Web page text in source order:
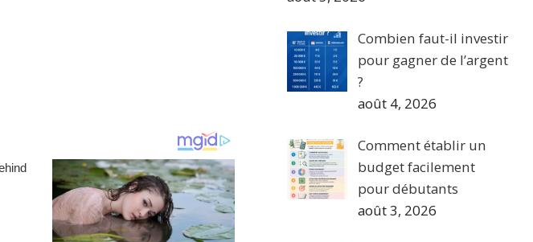
Combien faut-il investir
pour gagner de l’argent
?
août 4, 2026
Comment établir un
budget facilement
pour débutants
août 3, 2026